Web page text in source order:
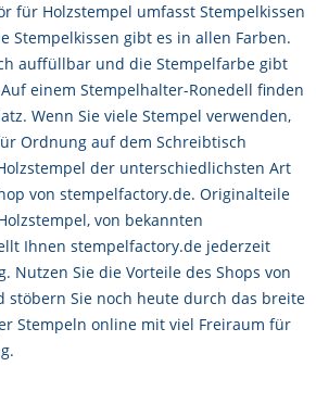
für Holzstempel umfasst Stempelkissen
Stempelkissen gibt es in allen Farben.
auffüllbar und die Stempelfarbe gibt
einem Stempelhalter-Ronedell finden
Wenn Sie viele Stempel verwenden,
Ordnung auf dem Schreibtisch
der unterschiedlichsten Art
von stempelfactory.de. Originalteile
von bekannten
Ihnen stempelfactory.de jederzeit
Nutzen Sie die Vorteile des Shops von
stöbern Sie noch heute durch das breite
Stempeln online mit viel Freiraum für